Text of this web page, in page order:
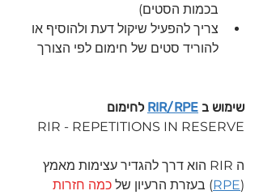
בכמות הסטים)
צריך להפעיל שיקול דעת ולהוסיף או
להוריד סטים של חימום לפי הצורך
שימוש ב RIR/RPE לחימום
RIR - REPETITIONS IN RESERVE
ה RIR הוא דרך להגדיר עצימות מאמץ
(
RPE) בעזרת הרעיון של כמה חזרות